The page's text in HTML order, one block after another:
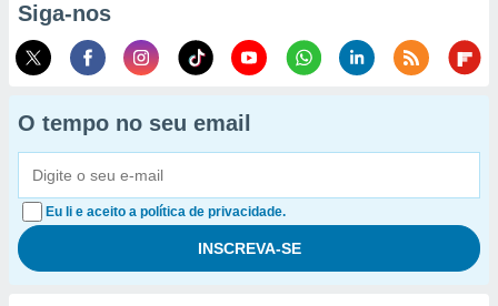
Siga-nos
O tempo no seu email
Eu li e aceito a política de privacidade.